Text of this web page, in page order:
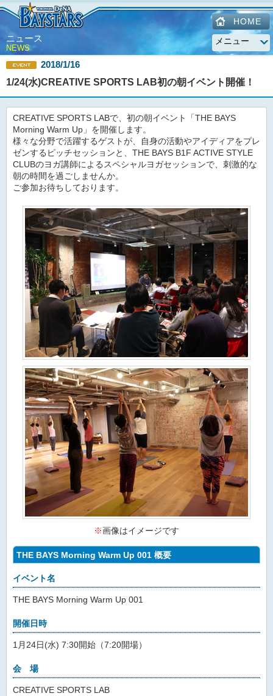
HOME
ニュース
NEWS
2018/1/16
1/24(水)CREATIVE SPORTS LAB初の朝イベント開催！
CREATIVE SPORTS LABで、初の朝イベント「THE BAYS
Morning Warm Up」を開催します。
様々な分野で活躍するゲストが、自身の活動やアイディアをプレ
ゼンするピッチセッションと、THE BAYS B1F ACTIVE STYLE
CLUBのヨガ講師によるスペシャルヨガセッションで、刺激的な
朝の時間を過ごしませんか。
ご参加お待ちしております。
※画像はイメージです
THE BAYS Morning Warm Up 001 概要
イベント名
THE BAYS Morning Warm Up 001
開催日時
1月24日(水) 7:30開始（7:20開場）
会 場
CREATIVE SPORTS LAB